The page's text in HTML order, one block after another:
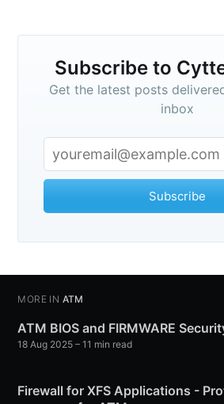
Subscribe to
Get the latest posts
inbox
Subscribe
MORE IN ATM
ATM BIOS and FIRMWARE
18 Aug 2025 – 11 min read
Firewall for XFS Applications -